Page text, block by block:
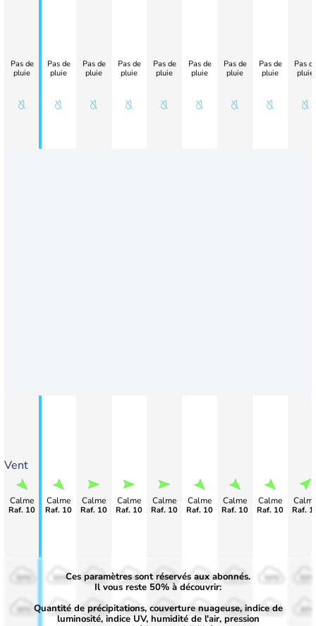
Vent
Pas de
pluie
Calme
Raf. 10
Pas de
pluie
Calme
Raf. 10
Pas de
pluie
Calme
Raf. 10
Pas de
pluie
Calme
Raf. 10
Pas de
pluie
Calme
Raf. 10
Pas de
pluie
Calme
Raf. 10
Pas de
pluie
Calme
Raf. 10
Pas de
pluie
Calme
Raf. 10
Pas
pluie
Raf.
50%
30%
50%
30%
50%
30%
50%
30%
50%
30%
50%
30%
50%
30%
Ces paramètres sont réservés aux abonnés.
Il vous reste 50% à découvrir:
Quantité de précipitations, couverture nuageuse, indice de
luminosité, indice UV, humidité de l'air, pression